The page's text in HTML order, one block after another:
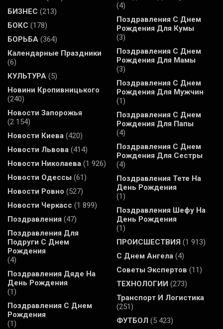
БИЗНЕС (213)
БОКС (178)
БОРЬБА (364)
Календарные Праздники
(6)
КУЛЬТУРА (5)
Новини Кропивницького
(240)
Новости Запорожья
(2 154)
Новости Киева (420)
Новости Львова (414)
Новости Николаева (1 926)
Новости Одессы (61)
Новости Ровно (527)
Новости Черкасс (1 899)
Поздравления (47)
Поздравления Для
Подруги С Днем
Рождения
(4)
Поздравления Дяде На
День Рождения
(1)
Поздравления С Днем
Рождения
(1)
(4)
Поздравления С Днем
Рождения Для Кумы
(3)
Поздравления С Днем
Рождения Для Мамы
(3)
Поздравления С Днем
Рождения Для Мужчин
(1)
Поздравления С Днем
Рождения Для Папы
(4)
Поздравления С Днем
Рождения Для Сестры
(4)
Поздравления Тете На
День Рождения
(1)
Поздравления Шефу На
День Рождения
(1)
ПРОИСШЕСТВИЯ (1 913)
С Днем Ангела (4)
Советы Экспертов (11)
ТЕХНОЛОГИИ (273)
Транспорт И Логистика
(251)
ФУТБОЛ (5 423)